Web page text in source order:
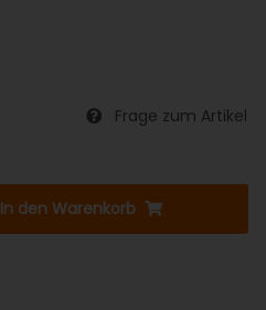
Frage zum Artikel
In den Warenkorb